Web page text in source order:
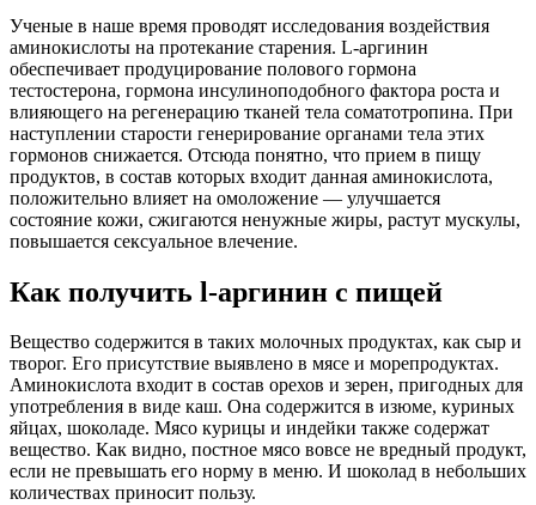
Ученые в наше время проводят исследования воздействия
аминокислоты на протекание старения. L-аргинин
обеспечивает продуцирование полового гормона
тестостерона, гормона инсулиноподобного фактора роста и
влияющего на регенерацию тканей тела соматотропина. При
наступлении старости генерирование органами тела этих
гормонов снижается. Отсюда понятно, что прием в пищу
продуктов, в состав которых входит данная аминокислота,
положительно влияет на омоложение — улучшается
состояние кожи, сжигаются ненужные жиры, растут мускулы,
повышается сексуальное влечение.
Как получить l-аргинин с пищей
Вещество содержится в таких молочных продуктах, как сыр и
творог. Его присутствие выявлено в мясе и морепродуктах.
Аминокислота входит в состав орехов и зерен, пригодных для
употребления в виде каш. Она содержится в изюме, куриных
яйцах, шоколаде. Мясо курицы и индейки также содержат
вещество. Как видно, постное мясо вовсе не вредный продукт,
если не превышать его норму в меню. И шоколад в небольших
количествах приносит пользу.